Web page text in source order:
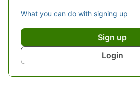
What you can do with signing up
Sign up
Login